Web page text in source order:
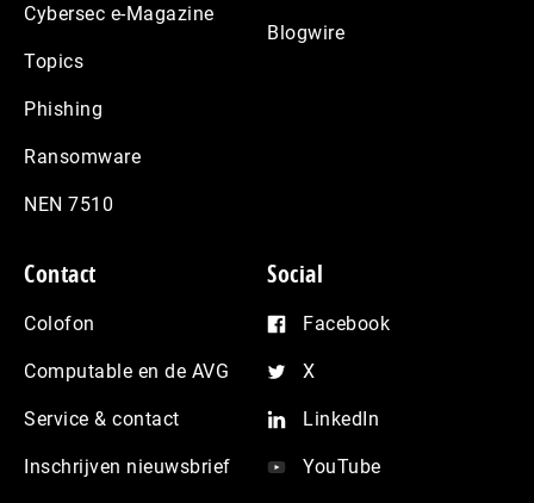
Cybersec e-Magazine
Topics
Phishing
Ransomware
NEN 7510
Blogwire
Contact
Colofon
Computable en de AVG
Service & contact
Inschrijven nieuwsbrief
Social
Facebook
X
LinkedIn
YouTube